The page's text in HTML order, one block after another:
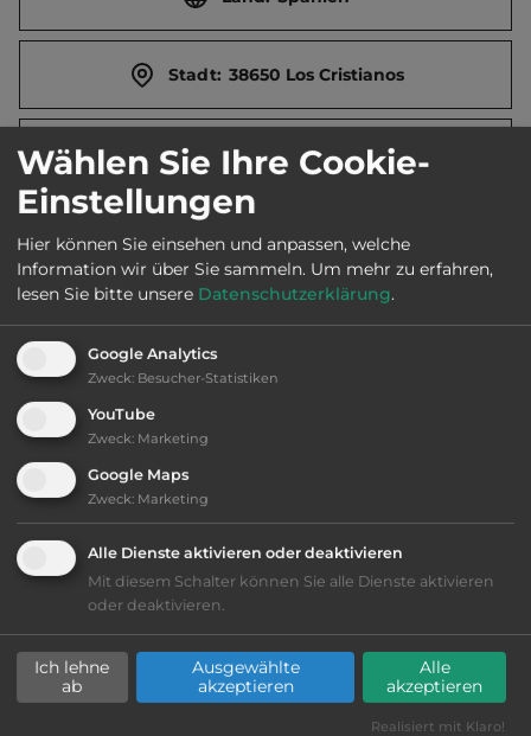
Stadt: 38650 Los Cristianos
Straße: Calle Caleta / Avenida Juan Carlos I
Ganzjährig geöffnet
Telefon: 0034 922 757130
Ausstattung:
Lage: schön
Fäkalienausguss
Wählen Sie Ihre Cookie-
Einstellungen
Hier können Sie einsehen und anpassen, welche
Information wir über Sie sammeln. Um mehr zu erfahren,
lesen Sie bitte unsere Datenschutzerklärung.
Google Analytics
Zweck: Besucher-Statistiken
YouTube
Zweck: Marketing
Google Maps
Zweck: Marketing
Alle Dienste aktivieren oder deaktivieren
Mit diesem Schalter können Sie alle Dienste aktivieren
oder deaktivieren.
Ich lehne
ab
Ausgewählte
akzeptieren
Alle
akzeptieren
Realisiert mit Klaro!